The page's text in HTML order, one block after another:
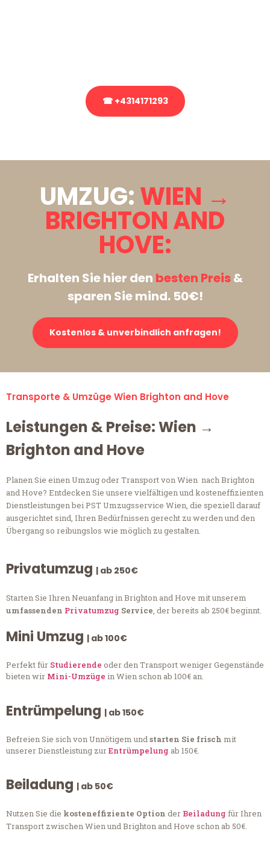
☎ +4314171293
UMZUG:WIEN →
BRIGHTON AND
HOVE:
Erhalten Sie hier den besten Preis&
sparen Sie mind. 50€!
Kostenlos & unverbindlich anfragen!
Transporte & Umzüge Wien Brighton and Hove
Leistungen & Preise: Wien →
Brighton and Hove
Planen Sie einen Umzug oder Transport von Wien nach Brighton
and Hove? Entdecken Sie unsere vielfältigen und kosteneffizienten
Dienstleistungen bei PST Umzugsservice Wien, die speziell darauf
ausgerichtet sind, Ihren Bedürfnissen gerecht zu werden und den
Übergang so reibungslos wie möglich zu gestalten.
Privatumzug | ab 250€
Starten Sie Ihren Neuanfang in Brighton and Hove mit unserem
umfassenden Privatumzug Service, der bereits ab 250€ beginnt.
Mini Umzug | ab 100€
Perfekt für Studierende oder den Transport weniger Gegenstände
bieten wir Mini-Umzüge in Wien schon ab 100€ an.
Entrümpelung | ab 150€
Befreien Sie sich von Unnötigem undstarten Sie frisch mit
unserer Dienstleistung zurEntrümpelung ab 150€.
Beiladung | ab 50€
Nutzen Sie die kosteneffiziente Option der Beiladung für Ihren
Transport zwischen Wien und Brighton and Hove schon ab 50€.